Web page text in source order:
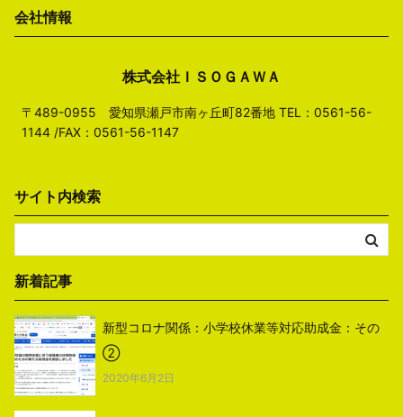
会社情報
株式会社ＩＳＯＧＡＷＡ
〒489-0955 愛知県瀬戸市南ヶ丘町82番地 TEL：0561-56-
1144 /FAX：0561-56-1147
サイト内検索
新着記事
新型コロナ関係：小学校休業等対応助成金：その
②
2020年6月2日